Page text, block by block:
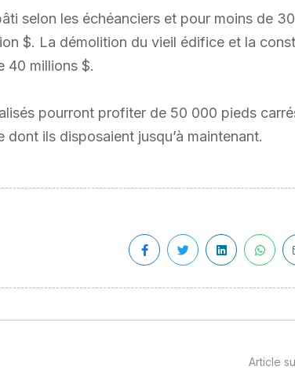
selon les échéanciers et pour moins de
$. La démolition du vieil édifice et la
40 millions $.
pourront profiter de 50 000 pieds
ils disposaient jusqu’à maintenant.
Article